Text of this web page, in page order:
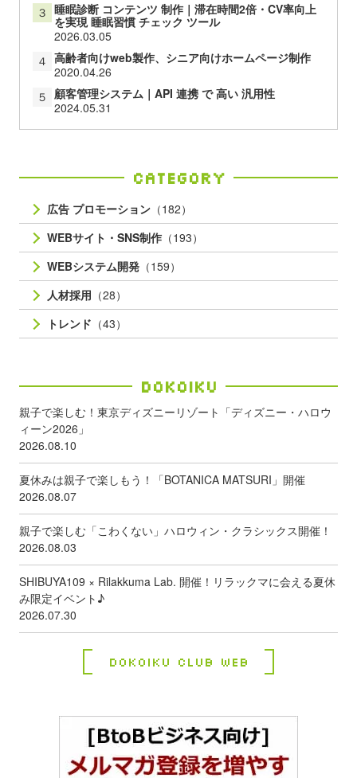
３ 睡眠診断 コンテンツ 制作｜滞在時間2倍・CV率向上
を実現 睡眠習慣 チェック ツール
2026.03.05
４ 高齢者向けweb製作、シニア向けホームページ制作
2020.04.26
５ 顧客管理システム｜API 連携 で 高い 汎用性
2024.05.31
Category
広告 プロモーション （182）
WEBサイト・SNS制作 （193）
WEBシステム開発 （159）
人材採用 （28）
トレンド （43）
Dokoiku
親子で楽しむ！東京ディズニーリゾート「ディズニー・ハロウ
ィーン2026」
2026.08.10
夏休みは親子で楽しもう！「BOTANICA MATSURI」開催
2026.08.07
親子で楽しむ「こわくない」ハロウィン・クラシックス開催！
2026.08.03
SHIBUYA109 × Rilakkuma Lab. 開催！リラックマに会える夏休
み限定イベント♪
2026.07.30
Dokoiku Club Web